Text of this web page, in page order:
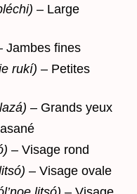
– Large
Jambes fines
rukí) – Petites
– Grands yeux
– Visage rond
– Visage ovale